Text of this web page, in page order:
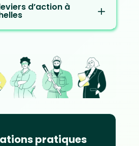
d’action à
pratiques